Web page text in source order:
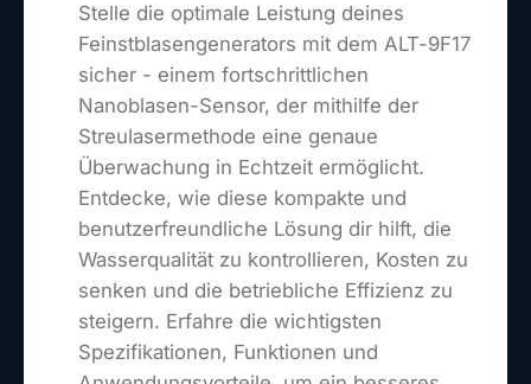
Stelle die optimale Leistung deines
Feinstblasengenerators mit dem ALT-9F17
sicher - einem fortschrittlichen
Nanoblasen-Sensor, der mithilfe der
Streulasermethode eine genaue
Überwachung in Echtzeit ermöglicht.
Entdecke, wie diese kompakte und
benutzerfreundliche Lösung dir hilft, die
Wasserqualität zu kontrollieren, Kosten zu
senken und die betriebliche Effizienz zu
steigern. Erfahre die wichtigsten
Spezifikationen, Funktionen und